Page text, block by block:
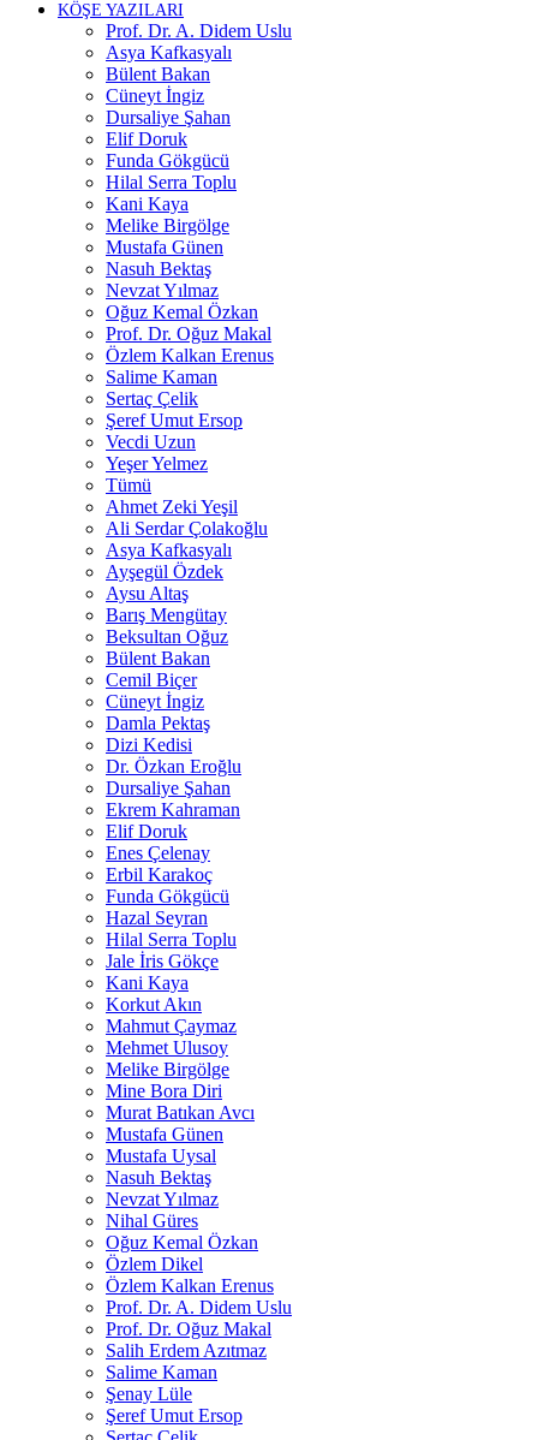
KÖŞE YAZILARI
Prof. Dr. A. Didem Uslu
Asya Kafkasyalı
Bülent Bakan
Cüneyt İngiz
Dursaliye Şahan
Elif Doruk
Funda Gökgücü
Hilal Serra Toplu
Kani Kaya
Melike Birgölge
Mustafa Günen
Nasuh Bektaş
Nevzat Yılmaz
Oğuz Kemal Özkan
Prof. Dr. Oğuz Makal
Özlem Kalkan Erenus
Salime Kaman
Sertaç Çelik
Şeref Umut Ersop
Vecdi Uzun
Yeşer Yelmez
Tümü
Ahmet Zeki Yeşil
Ali Serdar Çolakoğlu
Asya Kafkasyalı
Ayşegül Özdek
Aysu Altaş
Barış Mengütay
Beksultan Oğuz
Bülent Bakan
Cemil Biçer
Cüneyt İngiz
Damla Pektaş
Dizi Kedisi
Dr. Özkan Eroğlu
Dursaliye Şahan
Ekrem Kahraman
Elif Doruk
Enes Çelenay
Erbil Karakoç
Funda Gökgücü
Hazal Seyran
Hilal Serra Toplu
Jale İris Gökçe
Kani Kaya
Korkut Akın
Mahmut Çaymaz
Mehmet Ulusoy
Melike Birgölge
Mine Bora Diri
Murat Batıkan Avcı
Mustafa Günen
Mustafa Uysal
Nasuh Bektaş
Nevzat Yılmaz
Nihal Güres
Oğuz Kemal Özkan
Özlem Dikel
Özlem Kalkan Erenus
Prof. Dr. A. Didem Uslu
Prof. Dr. Oğuz Makal
Salih Erdem Azıtmaz
Salime Kaman
Şenay Lüle
Şeref Umut Ersop